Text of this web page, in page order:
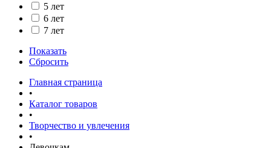
5 лет
6 лет
7 лет
Показать
Сбросить
Главная страница
•
Каталог товаров
•
Творчество и увлечения
•